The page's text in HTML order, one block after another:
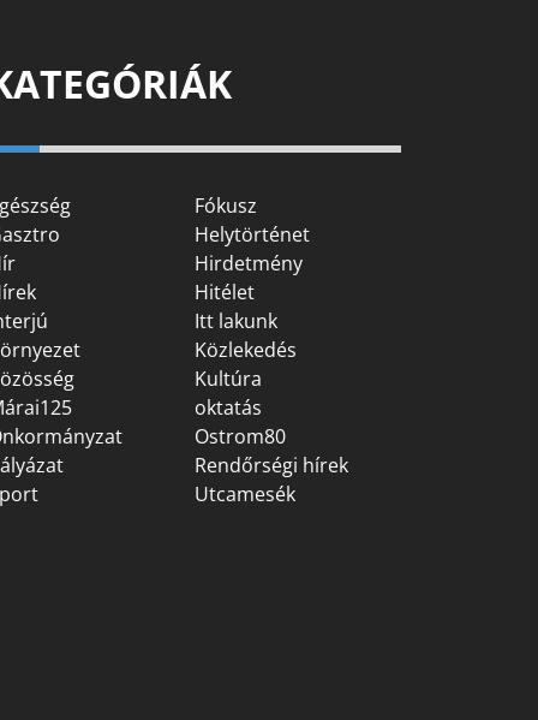
Fókusz
Helytörténet
Hirdetmény
Hitélet
Itt lakunk
Közlekedés
Kultúra
oktatás
Ostrom80
Rendőrségi hírek
Utcamesék